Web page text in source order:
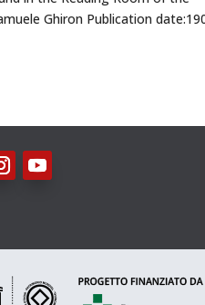
Ghiron Publication